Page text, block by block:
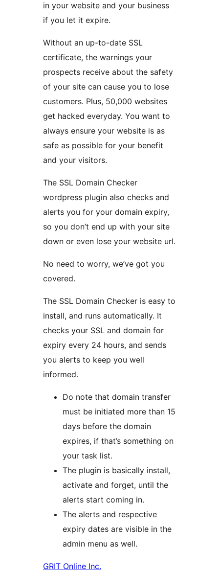
in your website and your business
if you let it expire.
Without an up-to-date SSL
certificate, the warnings your
prospects receive about the safety
of your site can cause you to lose
customers. Plus, 50,000 websites
get hacked everyday. You want to
always ensure your website is as
safe as possible for your benefit
and your visitors.
The SSL Domain Checker
wordpress plugin also checks and
alerts you for your domain expiry,
so you don’t end up with your site
down or even lose your website url.
No need to worry, we’ve got you
covered.
The SSL Domain Checker is easy to
install, and runs automatically. It
checks your SSL and domain for
expiry every 24 hours, and sends
you alerts to keep you well
informed.
Do note that domain transfer
must be initiated more than 15
days before the domain
expires, if that’s something on
your task list.
The plugin is basically install,
activate and forget, until the
alerts start coming in.
The alerts and respective
expiry dates are visible in the
admin menu as well.
GRIT Online Inc.